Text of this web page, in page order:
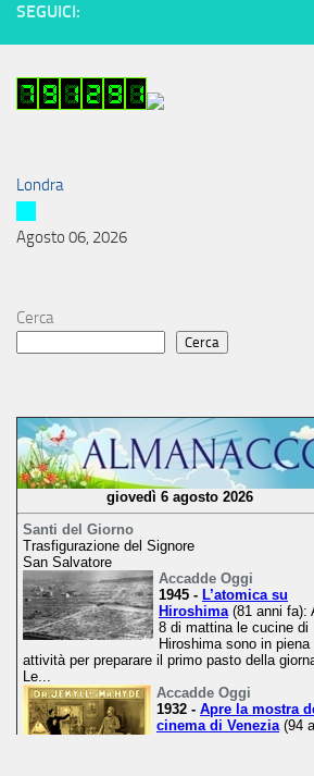
SEGUICI:
Londra
Agosto 06, 2026
Cerca
Cerca